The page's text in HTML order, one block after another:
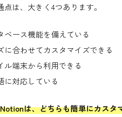
点は、大きく4つあります。
ベース機能を備えている
に合わせてカスタマイズできる
ル端末から利用できる
に対応している
は、どちらも簡単にカスタ